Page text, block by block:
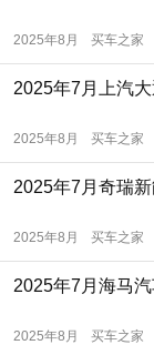
2025年8月 买车之家
2025年7月上汽
2025年8月 买车之家
2025年7月奇瑞
2025年8月 买车之家
2025年7月海马
2025年8月 买车之家